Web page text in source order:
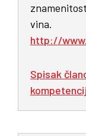
vina.
http://
Spisak